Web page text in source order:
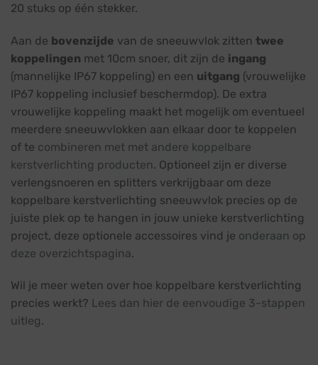
20 stuks op één stekker.
Aan de bovenzijde van de sneeuwvlok zitten twee
koppelingen met 10cm snoer, dit zijn de ingang
(mannelijke IP67 koppeling) en een uitgang (vrouwelijke
IP67 koppeling inclusief beschermdop). De extra
vrouwelijke koppeling maakt het mogelijk om eventueel
meerdere sneeuwvlokken aan elkaar door te koppelen
of te combineren met met andere koppelbare
kerstverlichting producten. Optioneel zijn er diverse
verlengsnoeren en splitters verkrijgbaar om deze
koppelbare kerstverlichting sneeuwvlok precies op de
juiste plek op te hangen in jouw unieke kerstverlichting
project, deze optionele accessoires vind je onderaan op
deze overzichtspagina.
Wil je meer weten over hoe koppelbare kerstverlichting
precies werkt? Lees dan hier de eenvoudige 3-stappen
uitleg.